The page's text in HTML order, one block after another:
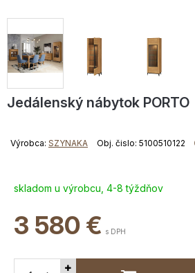
Jedálenský nábytok PORTO
Výrobca: SZYNAKA Obj. čislo: 5100510122
skladom u výrobcu, 4-8 týždňov
3 580 € s DPH